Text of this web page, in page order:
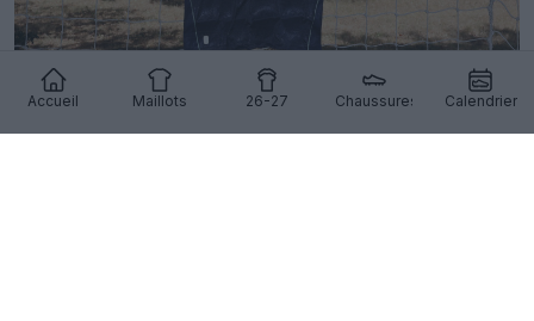
Accueil Maillots 26-27 Chaussures Calendrier